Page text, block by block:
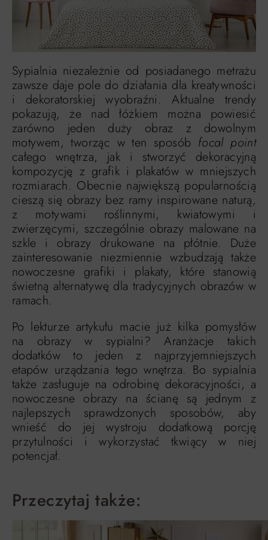
Sypialnia niezależnie od posiadanego metrażu
zawsze daje pole do działania dla kreatywności
i dekoratorskiej wyobraźni. Aktualne trendy
pokazują, że nad łóżkiem można powiesić
zarówno jeden duży obraz z dowolnym
motywem, tworząc w ten sposób focal point
całego wnętrza, jak i stworzyć dekoracyjną
kompozycję z grafik i plakatów w mniejszych
rozmiarach. Obecnie największą popularnością
cieszą się obrazy bez ramy inspirowane naturą,
z motywami roślinnymi, kwiatowymi i
zwierzęcymi, szczególnie obrazy malowane na
szkle i obrazy drukowane na płótnie. Duże
zainteresowanie niezmiennie wzbudzają także
nowoczesne grafiki i plakaty, które stanowią
świetną alternatywę dla tradycyjnych obrazów w
ramach.
Po lekturze artykułu macie już kilka pomysłów
na obrazy w sypialni? Aranżacje takich
dodatków to jeden z najprzyjemniejszych
etapów urządzania tego wnętrza. Bo sypialnia
także zasługuje na odrobinę dekoracyjności, a
nowoczesne obrazy na ścianę są jednym z
najlepszych sprawdzonych sposobów, aby
wnieść do jej wystroju dodatkową porcję
przytulności i wykorzystać tkwiący w niej
potencjał.
Przeczytaj także: